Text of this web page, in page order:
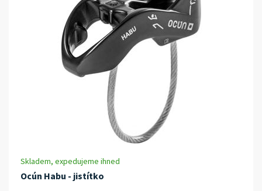
Skladem, expedujeme ihned
Ocún Habu - jistítko